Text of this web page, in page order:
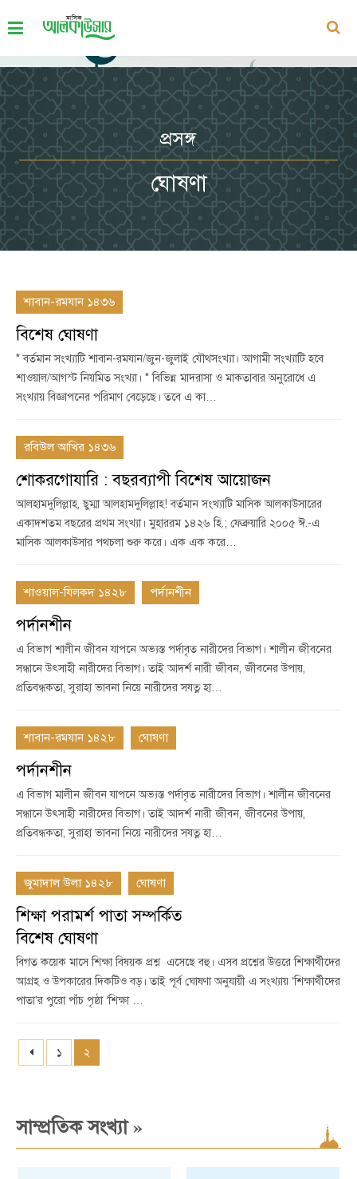
প্রসঙ্গ
ঘোষণা
শাবান-রমযান ১৪৩৬
বিশেষ ঘোষণা
* বর্তমান সংখ্যাটি শাবান-রমযান/জুন-জুলাই যৌথসংখ্যা। আগামী সংখ্যাটি হবে
শাওয়াল/আগস্ট নিয়মিত সংখ্যা। * বিভিন্ন মাদরাসা ও মাকতাবার অনুরোধে এ
সংখ্যায় বিজ্ঞাপনের পরিমাণ বেড়েছে। তবে এ কা…
রবিউল আখির ১৪৩৬
শোকরগোযারি : বছরব্যাপী বিশেষ আয়োজন
আলহামদুলিল্লাহ, ছুম্মা আলহামদুলিল্লাহ! বর্তমান সংখ্যাটি মাসিক আলকাউসারের
একাদশতম বছরের প্রথম সংখ্যা। মুহাররম ১৪২৬ হি.; ফেব্রুয়ারি ২০০৫ ঈ.-এ
মাসিক আলকাউসার পথচলা শুরু করে। এক এক করে…
শাওয়াল-যিলকদ ১৪২৮ পর্দানশীন
পর্দানশীন
এ বিভাগ শালীন জীবন যাপনে অভ্যস্ত পর্দাবৃত নারীদের বিভাগ। শালীন জীবনের
সন্ধানে উৎসাহী নারীদের বিভাগ। তাই আদর্শ নারী জীবন, জীবনের উপায়,
প্রতিবন্ধকতা, সুরাহা ভাবনা নিয়ে নারীদের সযত্ন হা…
শাবান-রমযান ১৪২৮ ঘোষণা
পর্দানশীন
এ বিভাগ মালীন জীবন যাপনে অভ্যস্ত পর্দাবৃত নারীদের বিভাগ। শালীন জীবনের
সন্ধানে উৎসাহী নারীদের বিভাগ। তাই আদর্শ নারী জীবন, জীবনের উপায়,
প্রতিবন্ধকতা, সুরাহা ভাবনা নিয়ে নারীদের সযত্ন হা…
জুমাদাল উলা ১৪২৮ ঘোষণা
শিক্ষা পরামর্শ পাতা সম্পর্কিত
বিশেষ ঘোষণা
বিগত কয়েক মাসে শিক্ষা বিষয়ক প্রশ্ন এসেছে বহু। এসব প্রশ্নের উত্তরে শিক্ষার্থীদের
আগ্রহ ও উপকারের দিকটিও বড়। তাই পূর্ব ঘোষণা অনুযায়ী এ সংখ্যায় ‘শিক্ষার্থীদের
পাতা’র পুরো পাঁচ পৃষ্ঠা ‘শিক্ষা …
১ ২
সাম্প্রতিক সংখ্যা»